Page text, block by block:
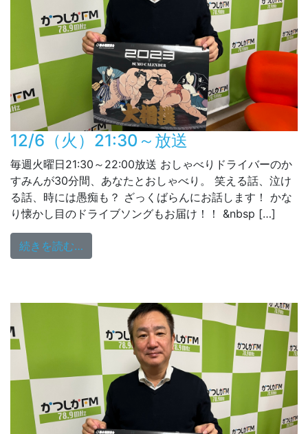
12/6（火）21:30～放送
毎週火曜日21:30～22:00放送 おしゃべりドライバーのか
すみんが30分間、あなたとおしゃべり。 笑える話、泣け
る話、時には愚痴も？ ざっくばらんにお話します！ かな
り懐かし目のドライブソングもお届け！！ &nbsp […]
続きを読む…